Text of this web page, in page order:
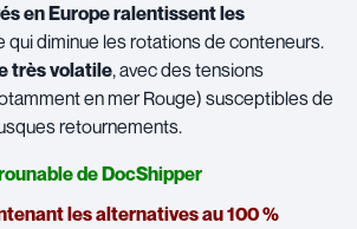
en Europe ralentissent les
qui diminue les rotations de conteneurs.
très volatile, avec des tensions
en mer Rouge) susceptibles de
retournements.
de DocShipper
les alternatives au 100 %